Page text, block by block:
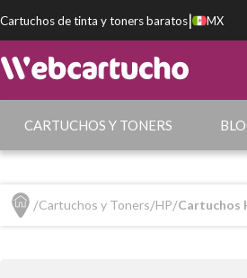
Cartuchos de tinta y toners baratos| MX
CARTUCHOS Y TONERS
Cartuchos y Toners HP Cartuchos